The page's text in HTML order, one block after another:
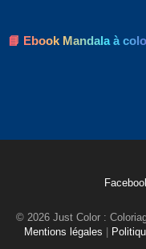
📘 Ebook Mandala à
© 2026 Just Color :
Mentions légales